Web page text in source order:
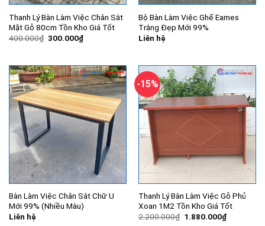
Thanh Lý Bàn Làm Việc Chân Sắt
Mặt Gỗ 80cm Tồn Kho Giá Tốt
400.000₫ Giá
300.000₫Giá
hiện
300.000₫.
Bộ Bàn Làm Việc Ghế Eames
Trắng Đẹp Mới 99%
Liên hệ
Bàn Làm Việc Chân Sắt Chữ U
Mới 99% (Nhiều Màu)
Liên hệ
-15%
Thanh Lý Bàn Làm Việc Gỗ Phủ
Xoan 1M2 Tồn Kho Giá Tốt
2.200.000₫ Giá
1.880.000₫Giá
hiện